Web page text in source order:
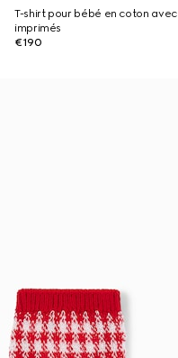
T-shirt pour bébé en coton avec
imprimés
€190